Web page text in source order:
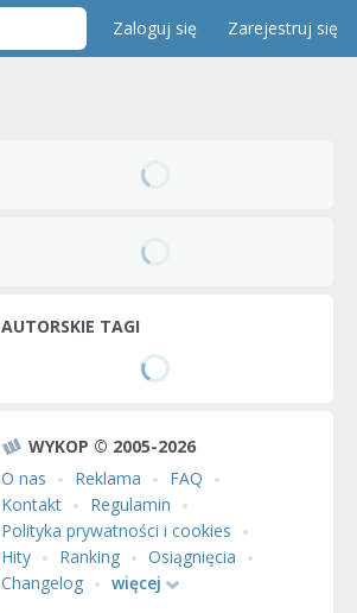
Zaloguj się Zarejestruj się
AUTORSKIE TAGI
WYKOP © 2005-2026
O nas
Reklama
FAQ
Kontakt
Regulamin
Polityka prywatności i cookies
Hity
Ranking
Osiągnięcia
Changelog
więcej